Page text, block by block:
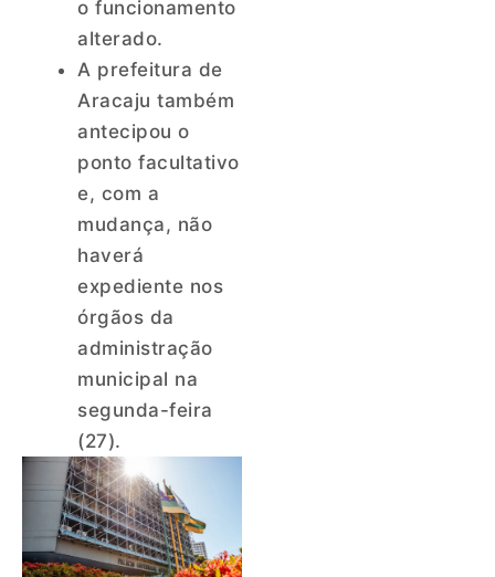
o funcionamento
alterado.
A prefeitura de
Aracaju também
antecipou o
ponto facultativo
e, com a
mudança, não
haverá
expediente nos
órgãos da
administração
municipal na
segunda-feira
(27).